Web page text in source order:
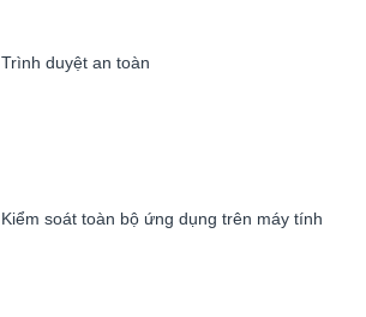
Trình duyệt an toàn
Kiểm soát toàn bộ ứng dụng trên máy tính